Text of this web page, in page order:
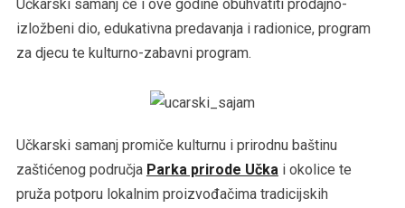
Učkarski samanj će i ove godine obuhvatiti prodajno-
izložbeni dio, edukativna predavanja i radionice, program
za djecu te kulturno-zabavni program.
Učkarski samanj promiče kulturnu i prirodnu baštinu
zaštićenog područja Parka prirode Učka i okolice te
pruža potporu lokalnim proizvođačima tradicijskih